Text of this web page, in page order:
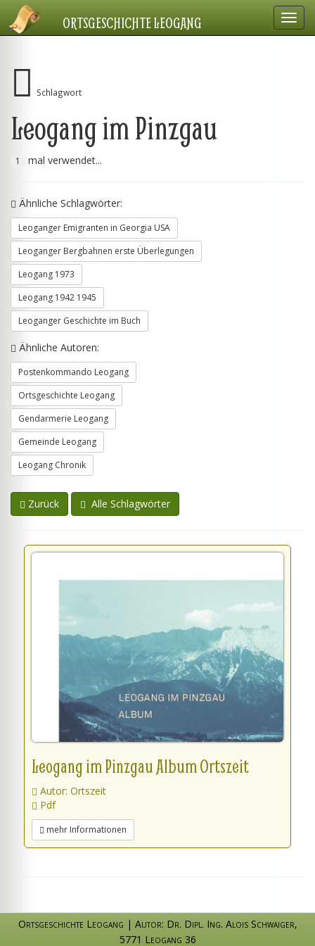
ORTSGESCHICHTE LEOGANG
Schlagwort
Leogang im Pinzgau
1 mal verwendet...
Ähnliche Schlagwörter:
Leoganger Emigranten in Georgia USA
Leoganger Bergbahnen erste Überlegungen
Leogang 1973
Leogang 1942 1945
Leoganger Geschichte im Buch
Ähnliche Autoren:
Postenkommando Leogang
Ortsgeschichte Leogang
Gendarmerie Leogang
Gemeinde Leogang
Leogang Chronik
Zurück Alle Schlagwörter
Leogang im Pinzgau Album Ortszeit
Autor: Ortszeit
Pdf
mehr Informationen
Ortsgeschichte Leogang | Autor: Dr. Dipl. Ing. Alois Schwaiger,
5771 Leogang 36